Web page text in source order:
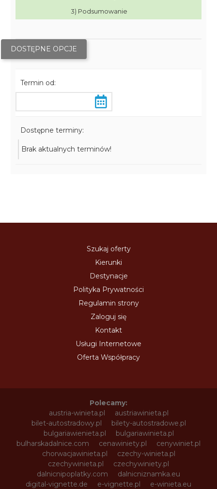
3) Podsumowanie
DOSTĘPNE OPCJE
Termin od:
Dostępne terminy:
Brak aktualnych terminów!
Szukaj oferty
Kierunki
Destynacje
Polityka Prywatności
Regulamin strony
Zaloguj się
Kontakt
Usługi Internetowe
Oferta Współpracy
Polecamy:
austria-winieta.pl
austriawinieta.pl
bilet-autostradowy.pl
bilety-autostradowe.pl
bulgariawienieta.pl
bulgariawinieta.pl
bulharskadalnice.com
cenawiniety.pl
cenywiniet.pl
chorwacjawinieta.pl
czechy-winieta.pl
czechywinieta.pl
czechywiniety.pl
dalnicnipoplatky.com
dalnicniznamka.eu
digital-vignette.de
e-vignette.pl
e-winieta.eu